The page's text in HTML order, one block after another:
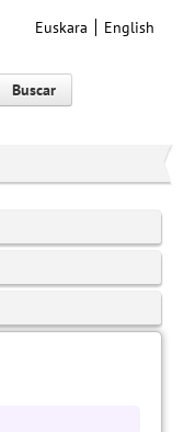
Euskara English
Buscar